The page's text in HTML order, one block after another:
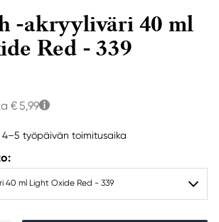
-akryyliväri 40 ml
Red - 339
€ 5,99
4–5 työpäivän toimitusaika
40 ml Light Oxide Red - 339